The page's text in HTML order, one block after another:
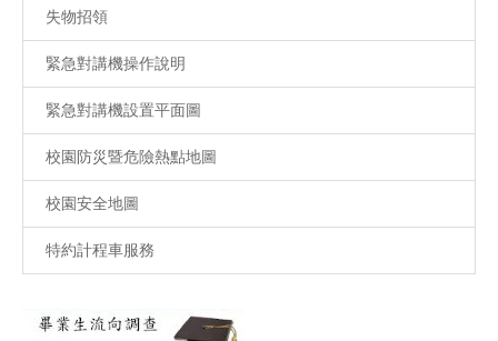
失物招領
緊急對講機操作說明
緊急對講機設置平面圖
校園防災暨危險熱點地圖
校園安全地圖
特約計程車服務